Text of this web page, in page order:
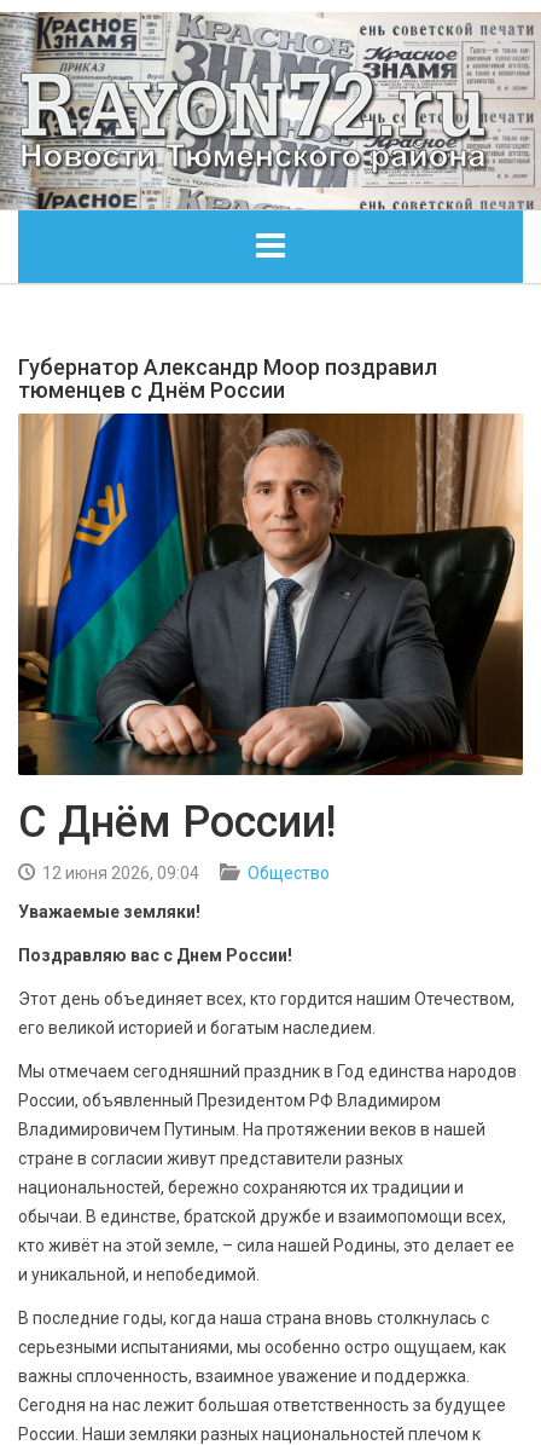
ОБЩЕСТВО
ЭКОНОМИКА
КУЛЬТУРА
БЕЗОПАСНОСТЬ
СПОРТ
АРХИВ PDF
Губернатор Александр Моор поздравил
тюменцев с Днём России
С Днём России!
12 июня 2026, 09:04
Общество
Уважаемые земляки!
Поздравляю вас с Днем России!
Этот день объединяет всех, кто гордится нашим Отечеством,
его великой историей и богатым наследием.
Мы отмечаем сегодняшний праздник в Год единства народов
России, объявленный Президентом РФ Владимиром
Владимировичем Путиным. На протяжении веков в нашей
стране в согласии живут представители разных
национальностей, бережно сохраняются их традиции и
обычаи. В единстве, братской дружбе и взаимопомощи всех,
кто живёт на этой земле, – сила нашей Родины, это делает ее
и уникальной, и непобедимой.
В последние годы, когда наша страна вновь столкнулась с
серьезными испытаниями, мы особенно остро ощущаем, как
важны сплоченность, взаимное уважение и поддержка.
Сегодня на нас лежит большая ответственность за будущее
России. Наши земляки разных национальностей плечом к